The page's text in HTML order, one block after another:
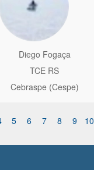
Diego Fogaça
TCE RS
Cebraspe (Cespe)
5 6 7 8 9 10